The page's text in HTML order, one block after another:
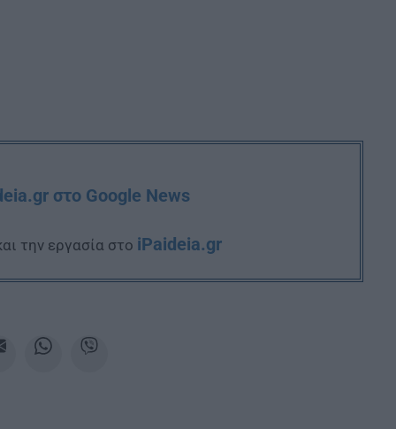
στο Google News
την εργασία στο iPaideia.gr